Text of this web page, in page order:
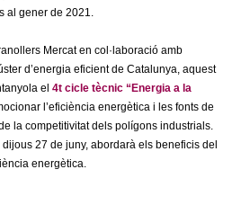
al gener de 2021.
Mercat en col·laboració amb
d’energia eficient de Catalunya, aquest
el 4t cicle tècnic “Energia a la
l’eficiència energètica i les fonts de
la competitivitat dels polígons industrials.
27 de juny, abordarà els beneficis del
energètica.